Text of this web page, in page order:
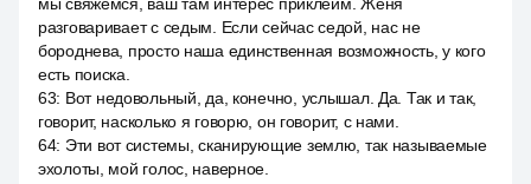
разговаривает с седым. Если сейчас седой, нас не
бороднева, просто наша единственная возможность, у кого
есть поиска.
63: Вот недовольный, да, конечно, услышал. Да. Так и так,
говорит, насколько я говорю, он говорит, с нами.
64: Эти вот системы, сканирующие землю, так называемые
эхолоты, мой голос, наверное.